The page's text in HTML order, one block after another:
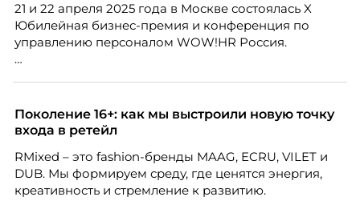
21 и 22 апреля 2025 года в Москве состоялась X
Юбилейная бизнес-премия и конференция по
управлению персоналом WOW!HR Россия.
номинантов и гостей мероприятия.
Поколение 16+: как мы выстроили новую точку
входа в ретейл
RMixed – это fashion-бренды MAAG, ECRU, VILET и
DUB. Мы формируем среду, где ценятся энергия,
креативность и стремление к развитию.